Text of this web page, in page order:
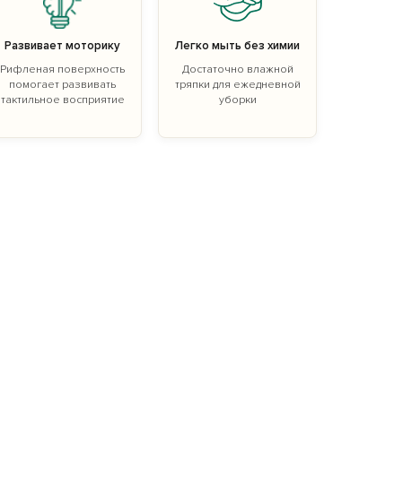
Развивает моторику
Рифленая поверхность
помогает развивать
тактильное восприятие
Легко мыть без химии
Достаточно влажной
тряпки для ежедневной
уборки